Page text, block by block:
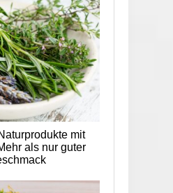
mit
als nur guter